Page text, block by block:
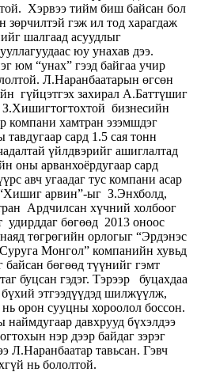
Хэрвээ тийм биш байсан бол
зөрчилтэй гэж ил тод харагдаж
шалгаад асуудлыг
юу унахав дээ.
юм “унах” гээд байгаа учир
Л.Наранбаатарын өгсөн
гүйцэтгэх захирал А.Баттүшиг
бизнесийн
компани хамтран эзэмшдэг
сард 1.5 сая тонн
үйлдвэрийг ашиглалтад
оны арванхоёрдугаар сард
авч угаадаг тус компани асар
арвин”-ыг З.Энхболд,
Ардчилсан хүчний холбоог
удирддаг бөгөөд 2013 оноос
төгрөгийн орлогыг “Эрдэнэс
Монгол” компанийн хувьд
бөгөөд түүнийг гэмт
буцсан гэдэг. Тэрээр буцахдаа
этгээдүүдэд шилжүүлж,
орон сууцны хороолол боссон.
давхрууд бүхэлдээ
нэр дээр байдаг зэрэг
Л.Наранбаатар тавьсан. Гэвч
нь бололтой.